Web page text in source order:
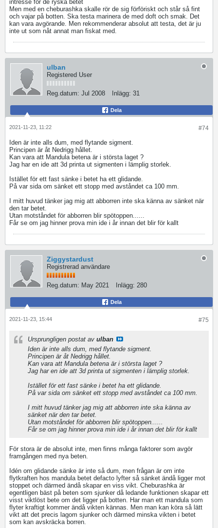
intresse för de ryska betet
Men med en cheburashka skalle rör de sig förföriskt och står så fint
och vajar på botten. Ska testa marinera de med doft och smak. Det
kan vara avgörande. Men rekommenderar absolut att testa, det är ju
inte ut som nåt annat man fiskat med.
ulban
Registered User
Reg.datum: Jul 2008 Inlägg: 31
Dela
#74
2021-11-23, 11:22
Iden är inte alls dum, med flytande sigment.
Principen är åt Nedrigg hållet.
Kan vara att Mandula betena är i största laget ?
Jag har en ide att 3d printa ut sigmenten i lämplig storlek.
Istället för ett fast sänke i betet ha ett glidande.
På var sida om sänket ett stopp med avståndet ca 100 mm.
I mitt huvud tänker jag mig att abborren inte ska känna av sänket när
den tar betet.
Utan motståndet för abborren blir spötoppen......
Får se om jag hinner prova min ide i år innan det blir för kallt
Ziggystardust
Registrerad användare
Reg.datum: May 2021 Inlägg: 280
Dela
#75
2021-11-23, 15:44
Ursprungligen postat av ulban
Iden är inte alls dum, med flytande sigment.
Principen är åt Nedrigg hållet.
Kan vara att Mandula betena är i största laget ?
Jag har en ide att 3d printa ut sigmenten i lämplig storlek.
Istället för ett fast sänke i betet ha ett glidande.
På var sida om sänket ett stopp med avståndet ca 100 mm.
I mitt huvud tänker jag mig att abborren inte ska känna av
sänket när den tar betet.
Utan motståndet för abborren blir spötoppen......
Får se om jag hinner prova min ide i år innan det blir för kallt
För stora är de absolut inte, men finns många faktorer som avgör
framgången med nya beten.
Idén om glidande sänke är inte så dum, men frågan är om inte
flytkraften hos mandula betet defacto lyfter så sänket ändå ligger mot
stoppet och därmed ändå skapar en viss vikt. Cheburashka är
egentligen bäst på beten som sjunker då ledande funktionen skapar ett
visst viktlöst bete om det ligger på botten. Har man ett mandula som
flyter kraftigt kommer ändå vikten kännas. Men man kan köra så lätt
vikt att det precis lagom sjunker och därmed minska vikten i betet
som kan avskräcka borren.